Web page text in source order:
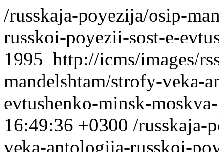
/russkaja-poyezija/osip-
russkoi-poyezii-sost-e-
1995 http://icms/images/
mandelshtam/strofy-veka-
evtushenko-minsk-
16:49:36 +0300 /russkaja-
veka-antologija-russkoi-